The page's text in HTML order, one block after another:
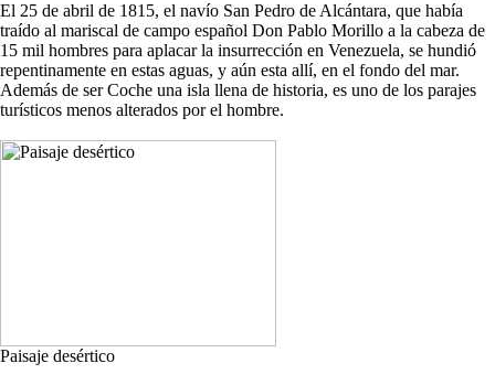
El 25 de abril de 1815, el navío San Pedro de Alcántara, que había
traído al mariscal de campo español Don Pablo Morillo a la cabeza de
15 mil hombres para aplacar la insurrección en Venezuela, se hundió
repentinamente en estas aguas, y aún esta allí, en el fondo del mar.
Además de ser Coche una isla llena de historia, es uno de los parajes
turísticos menos alterados por el hombre.
Paisaje desértico